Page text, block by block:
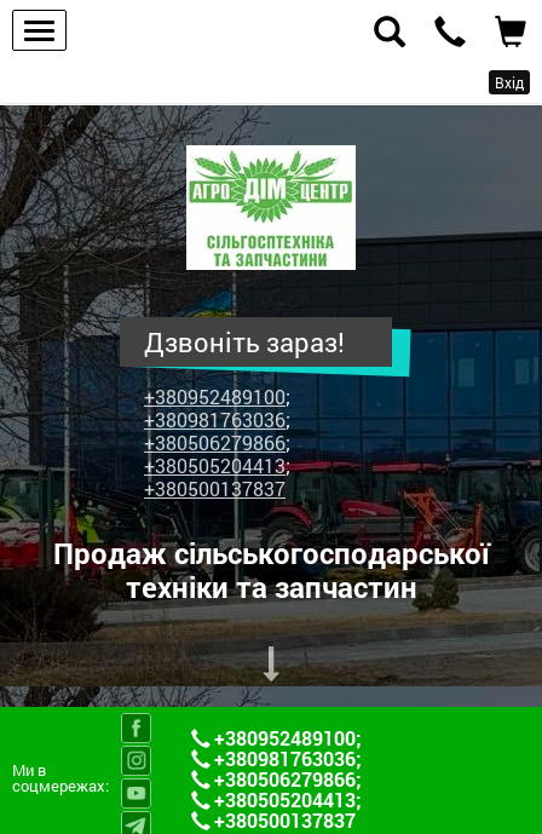
Вхід
ПП
"Агродім-
центр"
-
продаж
сільськогосподарської
техніки
та
запчастин
Дзвоніть зараз!
+380952489100;
+380981763036;
+380506279866;
+380505204413;
+380500137837
Продаж сільськогосподарської
техніки та запчастин
Ми в
соцмережах:
+380952489100;
+380981763036;
+380506279866;
+380505204413;
+380500137837